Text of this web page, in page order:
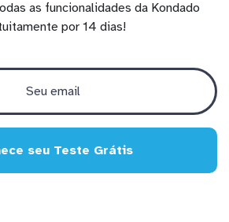
as funcionalidades da Kondado
por 14 dias!
seu Teste Grátis